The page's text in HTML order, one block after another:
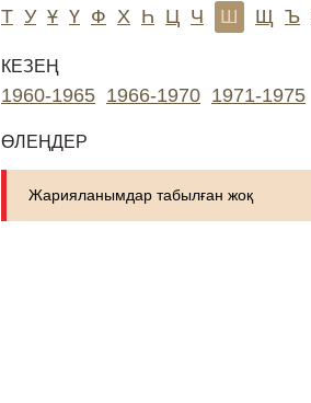
Т У Ұ Ү Ф Х Һ Ц Ч Ш Щ Ъ
КЕЗЕҢ
1960-1965 1966-1970 1971-1975
ӨЛЕҢДЕР
Жарияланымдар табылған жоқ